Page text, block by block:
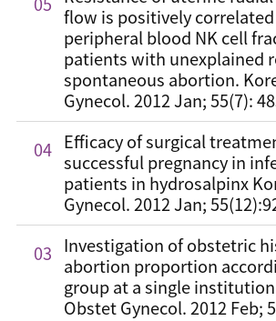
flow is positively
peripheral blood NK cell
patients with unexplained
spontaneous abortion.
Gynecol. 2012 Jan; 55(7):
04 Efficacy of surgical
successful pregnancy in
patients in hydrosalpinx
Gynecol. 2012 Jan;
03 Investigation of obstetric
abortion proportion
group at a single
Obstet Gynecol. 2012 Feb;